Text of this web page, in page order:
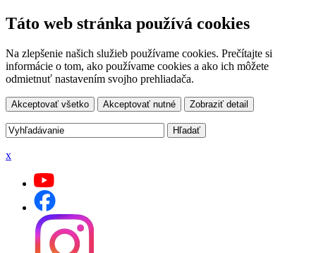
Táto web stránka používá cookies
Na zlepšenie našich služieb používame cookies. Prečítajte si
informácie o tom, ako používame cookies a ako ich môžete
odmietnuť nastavením svojho prehliadača.
Akceptovať všetko Akceptovať nutné Zobraziť detail
x